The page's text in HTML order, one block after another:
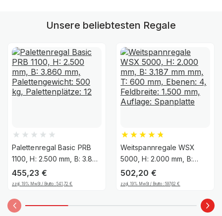
Unsere beliebtesten Regale
Palettenregal Basic PRB
1100, H: 2.500 mm, B: 3.860
mm, Palettengewicht: 500
kg, Palettenplätze: 12
455,23 €
zzgl. 19% MwSt / Brutto :541,72€
Weitspannregale WSX
5000, H: 2.000 mm, B:
3.187 mm mm, T: 600 mm,
Ebenen: 4, Feldbreite:
Spanplatte
502,20 €
zzgl. 19% MwSt / Brutto :597,62€